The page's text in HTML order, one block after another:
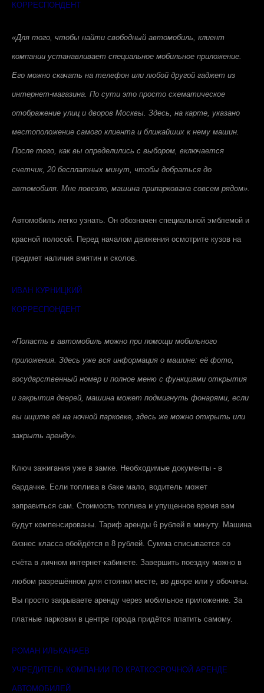
КОРРЕСПОНДЕНТ
«Для того, чтобы найти свободный автомобиль, клиент
компании устанавливает специальное мобильное приложение.
Его можно скачать на телефон или любой другой гаджет из
интернет-магазина. По сути это просто схематическое
отображение улиц и дворов Москвы. Здесь, на карте, указано
местоположение самого клиента и ближайших к нему машин.
После того, как вы определились с выбором, включается
счетчик, 20 бесплатных минут, чтобы добраться до
автомобиля. Мне повезло, машина припаркована совсем рядом».
Автомобиль легко узнать. Он обозначен специальной эмблемой и
красной полосой. Перед началом движения осмотрите кузов на
предмет наличия вмятин и сколов.
ИВАН КУРНИЦКИЙ
КОРРЕСПОНДЕНТ
«Попасть в автомобиль можно при помощи мобильного
приложения. Здесь уже вся информация о машине: её фото,
государственный номер и полное меню с функциями открытия
и закрытия дверей, машина может подмигнуть фонарями, если
вы ищите её на ночной парковке, здесь же можно открыть или
закрыть аренду».
Ключ зажигания уже в замке. Необходимые документы - в
бардачке. Если топлива в баке мало, водитель может
заправиться сам. Стоимость топлива и упущенное время вам
будут компенсированы. Тариф аренды 6 рублей в минуту. Машина
бизнес класса обойдётся в 8 рублей. Сумма списывается со
счёта в личном интернет-кабинете. Завершить поездку можно в
любом разрешённом для стоянки месте, во дворе или у обочины.
Вы просто закрываете аренду через мобильное приложение. За
платные парковки в центре города придётся платить самому.
РОМАН ИЛЬКАНАЕВ
УЧРЕДИТЕЛЬ КОМПАНИИ ПО КРАТКОСРОЧНОЙ АРЕНДЕ
АВТОМОБИЛЕЙ